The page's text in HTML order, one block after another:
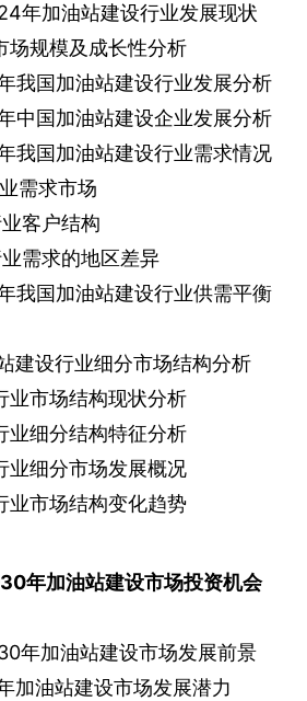
年加油站建设行业发展现状
场规模及成长性分析
我国加油站建设行业发展分析
中国加油站建设企业发展分析
我国加油站建设行业需求情况
需求市场
客户结构
需求的地区差异
我国加油站建设行业供需平衡
建设行业细分市场结构分析
业市场结构现状分析
业细分结构特征分析
业细分市场发展概况
业市场结构变化趋势
年加油站建设市场投资机会
年加油站建设市场发展前景
加油站建设市场发展潜力